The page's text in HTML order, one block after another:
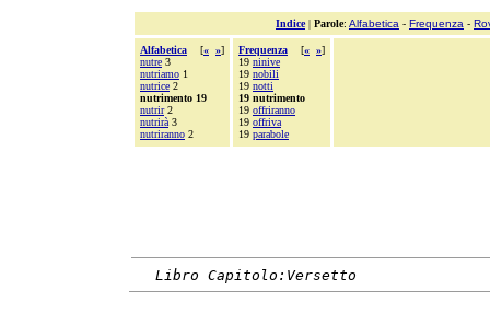
Indice| Parole: Alfabetica - Frequenza -
Alfabetica [« »]
nutre 3
nutriamo 1
nutrice 2
nutrimento 19
nutrir2
nutrirà 3
nutriranno 2
Frequenza [« »]
19 ninive
19 nobili
19 notti
19 nutrimento
19 offriranno
19 offriva
19 parabole
Libro Capitolo:Versetto